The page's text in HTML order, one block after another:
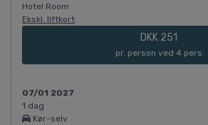
Hotel Room
Ekskl. liftkort
DKK 251
pr. person ved 4 pers.
07/01 2027
1 dag
Kør-selv